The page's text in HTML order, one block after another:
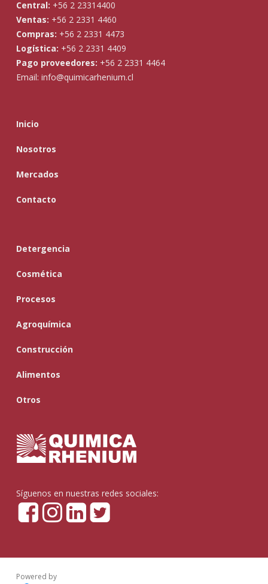
Central: +56 2 23314400
Ventas: +56 2 2331 4460
Compras: +56 2 2331 4473
Logística: +56 2 2331 4409
Pago proveedores: +56 2 2331 4464
Email: info@quimicarhenium.cl
Inicio
Nosotros
Mercados
Contacto
Detergencia
Cosmética
Procesos
Agroquímica
Construcción
Alimentos
Otros
Síguenos en nuestras redes sociales:
Powered by